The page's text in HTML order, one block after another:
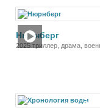
Нюрнберг
2025 триллер, драма,
Фильм